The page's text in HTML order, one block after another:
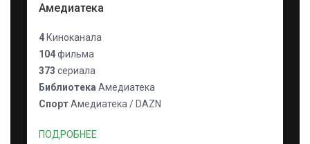
Амедиатека
4 Киноканала
104фильма
373 сериала
Библиотека Амедиатека
СпортАмедиатека / DAZN
ПОДРОБНЕЕ